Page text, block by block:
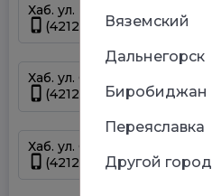
Хаб. ул. Панфиловцев 14Б
(4212) 63-22-47
Хаб. ул. Серышева 34
(4212) 47-44-66
Хаб. ул. Суворова 45
(4212) 50-67-37
Вяземский
Дальнегорск
Биробиджан
Переяславка
Другой город